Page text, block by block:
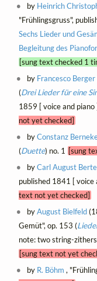
by Heinrich
"Frühlingsgruss",
Sechs Lieder und
Begleitung des
[sung text checked 1
by Francesco Berger
(Drei Lieder für eine
1859 [ voice and
not yet checked]
byConstanz
(Duette) no. 1
[sung
byCarl August
published 1841 [ voice
text not yet checked]
byAugust Bielfeld
Gemüt", op. 153 (
note: two string-
[sung text not yet
by R. Böhm ,